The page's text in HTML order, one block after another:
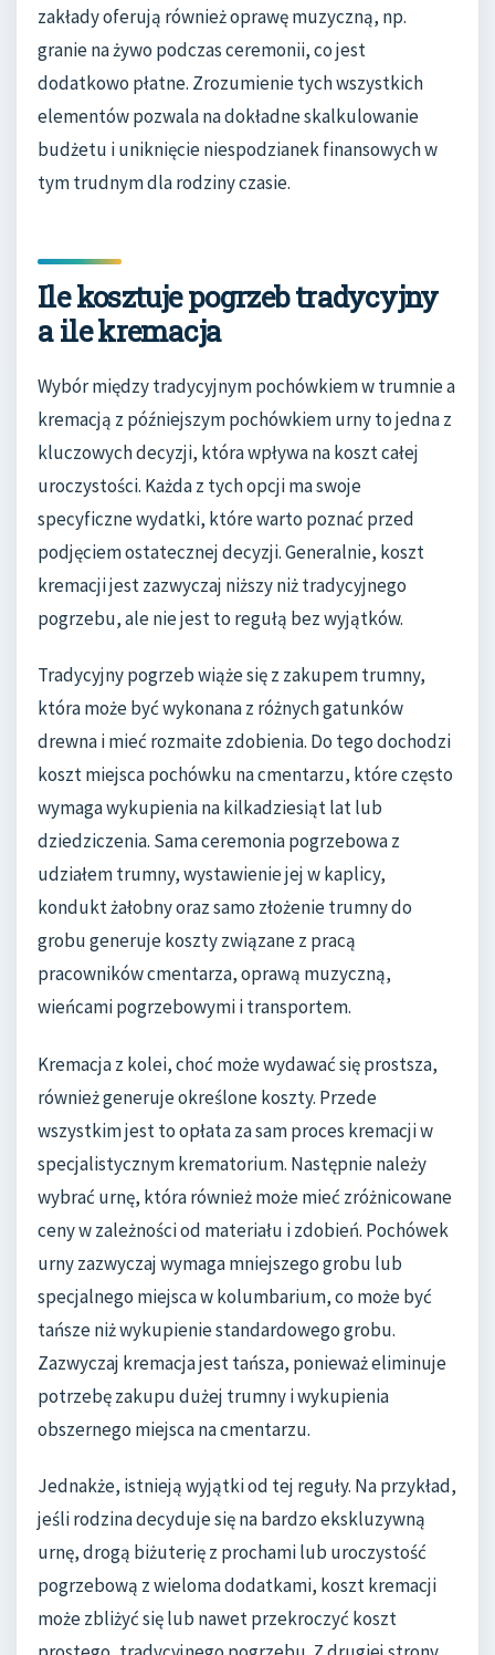
zakłady oferują również oprawę muzyczną, np.
granie na żywo podczas ceremonii, co jest
dodatkowo płatne. Zrozumienie tych wszystkich
elementów pozwala na dokładne skalkulowanie
budżetu i uniknięcie niespodzianek finansowych w
tym trudnym dla rodziny czasie.
Ile kosztuje pogrzeb tradycyjny
a ile kremacja
Wybór między tradycyjnym pochówkiem w trumnie a
kremacją z późniejszym pochówkiem urny to jedna z
kluczowych decyzji, która wpływa na koszt całej
uroczystości. Każda z tych opcji ma swoje
specyficzne wydatki, które warto poznać przed
podjęciem ostatecznej decyzji. Generalnie, koszt
kremacji jest zazwyczaj niższy niż tradycyjnego
pogrzebu, ale nie jest to regułą bez wyjątków.
Tradycyjny pogrzeb wiąże się z zakupem trumny,
która może być wykonana z różnych gatunków
drewna i mieć rozmaite zdobienia. Do tego dochodzi
koszt miejsca pochówku na cmentarzu, które często
wymaga wykupienia na kilkadziesiąt lat lub
dziedziczenia. Sama ceremonia pogrzebowa z
udziałem trumny, wystawienie jej w kaplicy,
kondukt żałobny oraz samo złożenie trumny do
grobu generuje koszty związane z pracą
pracowników cmentarza, oprawą muzyczną,
wieńcami pogrzebowymi i transportem.
Kremacja z kolei, choć może wydawać się prostsza,
również generuje określone koszty. Przede
wszystkim jest to opłata za sam proces kremacji w
specjalistycznym krematorium. Następnie należy
wybrać urnę, która również może mieć zróżnicowane
ceny w zależności od materiału i zdobień. Pochówek
urny zazwyczaj wymaga mniejszego grobu lub
specjalnego miejsca w kolumbarium, co może być
tańsze niż wykupienie standardowego grobu.
Zazwyczaj kremacja jest tańsza, ponieważ eliminuje
potrzebę zakupu dużej trumny i wykupienia
obszernego miejsca na cmentarzu.
Jednakże, istnieją wyjątki od tej reguły. Na przykład,
jeśli rodzina decyduje się na bardzo ekskluzywną
urnę, drogą biżuterię z prochami lub uroczystość
pogrzebową z wieloma dodatkami, koszt kremacji
może zbliżyć się lub nawet przekroczyć koszt